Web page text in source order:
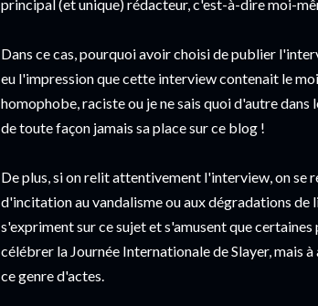
principal (et unique) rédacteur, c'est-à-dire moi-
Dans ce cas, pourquoi avoir choisi de publier
eu l'impression que cette interview contenait le
homophobe, raciste ou je ne sais quoi d'autre
de toute façon jamais sa place sur ce blog !
De plus, si on relit attentivement l'interview, on se
d'incitation au vandalisme ou aux dégradations de
s'expriment sur ce sujet et s'amusent que
célébrer la Journée Internationale de Slayer, mais
ce genre d'actes.